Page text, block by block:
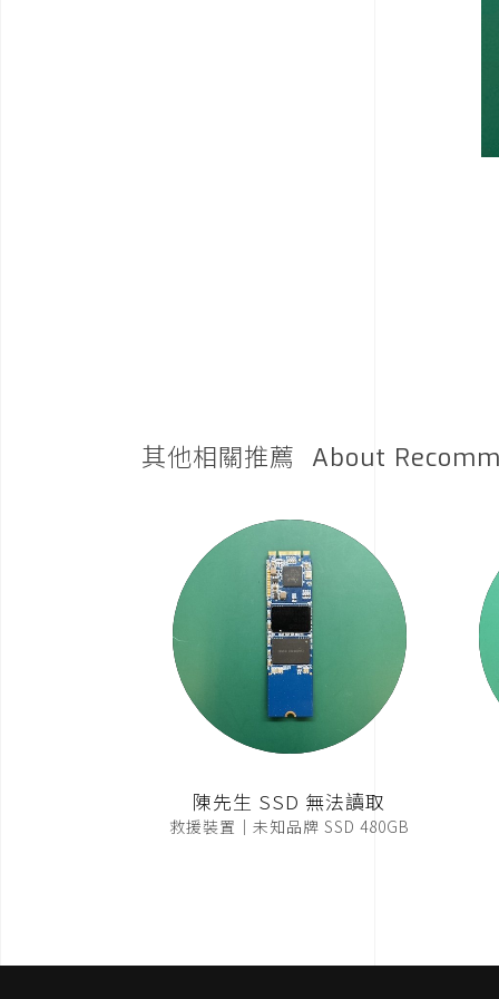
其他相關推薦 About
陳先生 SSD 無法讀取
救援裝置｜未知品牌 SSD 480GB